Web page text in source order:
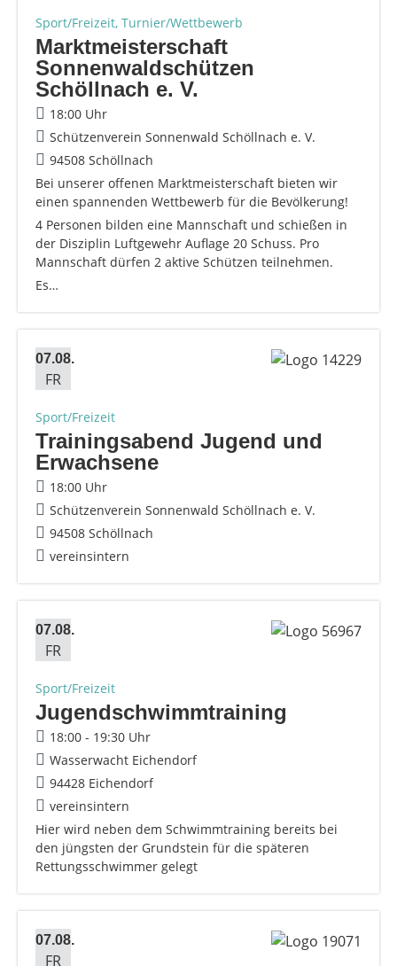
Sport/Freizeit, Turnier/Wettbewerb
Marktmeisterschaft
Sonnenwaldschützen
Schöllnach e. V.
18:00 Uhr
Schützenverein Sonnenwald Schöllnach e. V.
94508 Schöllnach
Bei unserer offenen Marktmeisterschaft bieten wir
einen spannenden Wettbewerb für die Bevölkerung!
4 Personen bilden eine Mannschaft und schießen in
der Disziplin Luftgewehr Auflage 20 Schuss. Pro
Mannschaft dürfen 2 aktive Schützen teilnehmen.
Es…
07.08.
FR
Sport/Freizeit
Trainingsabend Jugend und
Erwachsene
18:00 Uhr
Schützenverein Sonnenwald Schöllnach e. V.
94508 Schöllnach
vereinsintern
07.08.
FR
Sport/Freizeit
Jugendschwimmtraining
18:00 - 19:30 Uhr
Wasserwacht Eichendorf
94428 Eichendorf
vereinsintern
Hier wird neben dem Schwimmtraining bereits bei
den jüngsten der Grundstein für die späteren
Rettungsschwimmer gelegt
07.08.
FR